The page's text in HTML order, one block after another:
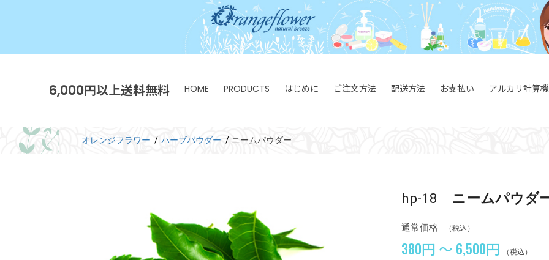
6,000円以上送料無料 HOME PRODUCTS はじめに ご注文方法 配送方法 お支払い アルカリ計算機
オレンジフラワー ハーブパウダー ニームパウダー
hp-18 ニームパウダ
通常価格 （税込）
380円 ～ 6,500円 （税込）